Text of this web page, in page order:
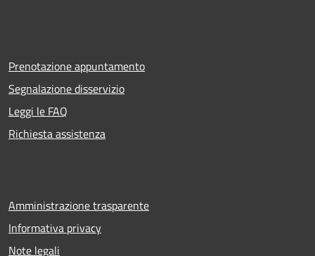
Prenotazione appuntamento
Segnalazione disservizio
Leggi le FAQ
Richiesta assistenza
Amministrazione trasparente
Informativa privacy
Note legali